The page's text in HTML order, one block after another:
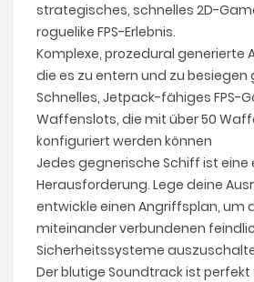
strategisches, schnelles 2D-
roguelike FPS-Erlebnis.
Komplexe, prozedural generierte
die es zu entern und zu besiegen
Schnelles, Jetpack-fähiges FPS-
Waffenslots, die mit über 50
konfiguriert werden können
Jedes gegnerische Schiff ist eine
Herausforderung. Lege deine
entwickle einen Angriffsplan, um
miteinander verbundenen
Sicherheitssysteme
Der blutige Soundtrack ist